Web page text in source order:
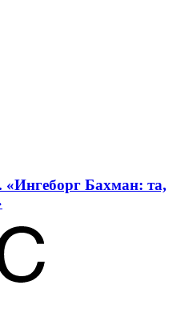
Бахман: та,